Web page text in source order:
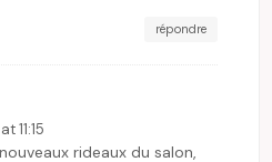
répondre
11:15
rideaux du salon,